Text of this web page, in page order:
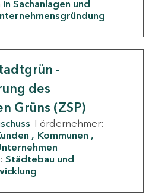
Sachanlagen und
-
des
Grüns (ZSP)
Fördernehmer:
Kommunen
Städtebau und